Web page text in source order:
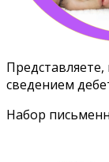
сведением
Набор